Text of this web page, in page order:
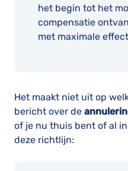
het begin tot het
compensatie
met maximale
Het maakt niet uit op
bericht over de
of je nu thuis bent of al
deze richtlijn: